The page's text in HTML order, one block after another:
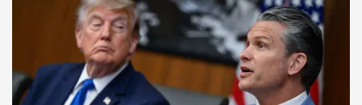
الملف الإيراني على رأس أولويات نتنياهو
خلال زيارته لواشنطن